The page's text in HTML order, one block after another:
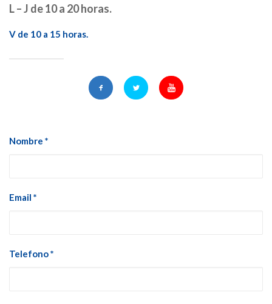
L – J de 10 a 20 horas.
V de 10 a 15 horas.
Nombre *
Email *
Telefono *